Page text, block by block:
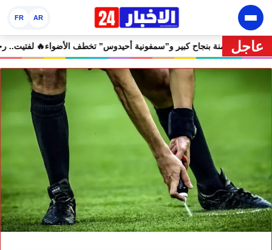
AR
FR
عاجل
إفران الدولي يختتم دورته الثامنة بنجاح كبير و”سمفونية أحيدوس”